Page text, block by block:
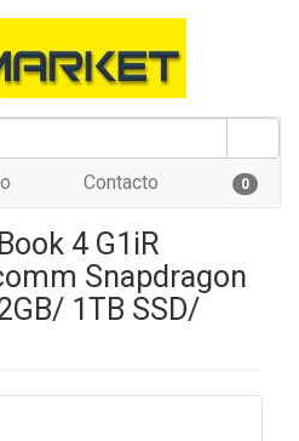
Contacto 0
4 G1iR
Snapdragon
1TB SSD/